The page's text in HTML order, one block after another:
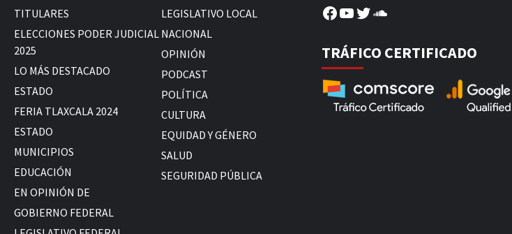
TITULARES
ELECCIONES PODER JUDICIAL
2025
LO MÁS DESTACADO
ESTADO
FERIA TLAXCALA 2024
ESTADO
MUNICIPIOS
EDUCACIÓN
EN OPINIÓN DE
GOBIERNO FEDERAL
LEGISLATIVO LOCAL
NACIONAL
OPINIÓN
PODCAST
POLÍTICA
CULTURA
EQUIDAD Y GÉNERO
SALUD
SEGURIDAD PÚBLICA
Facebook
YouTube
Twitter
SoundCloud
TRÁFICO CERTIFICADO